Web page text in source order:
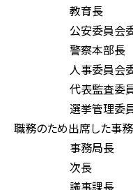
教育
公安委員
警察
人事委員
代表監
選挙管理委
職務のため出席した事
事務局
次長
議事